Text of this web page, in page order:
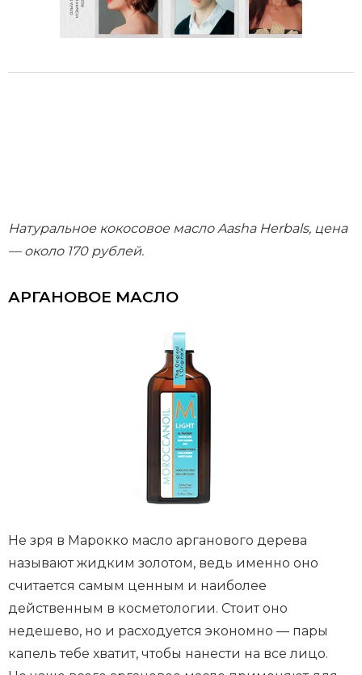
Натуральное кокосовое масло Aasha Herbals, цена
— около 170 рублей.
АРГАНОВОЕ МАСЛО
Не зря в Марокко масло арганового дерева
называют жидким золотом, ведь именно оно
считается самым ценным и наиболее
действенным в косметологии. Стоит оно
недешево, но и расходуется экономно — пары
капель тебе хватит, чтобы нанести на все лицо.